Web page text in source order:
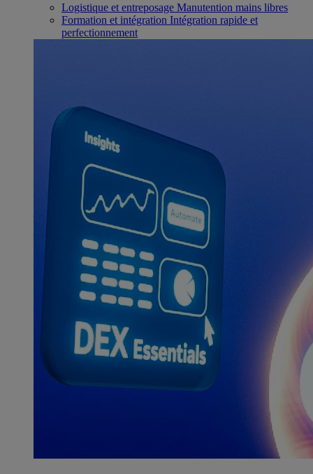
Logistique et entreposage Manutention mains libres
Formation et intégration Intégration rapide et
perfectionnement